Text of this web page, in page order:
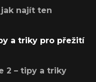
najít ten
a triky pro přežití
2 – tipy a triky